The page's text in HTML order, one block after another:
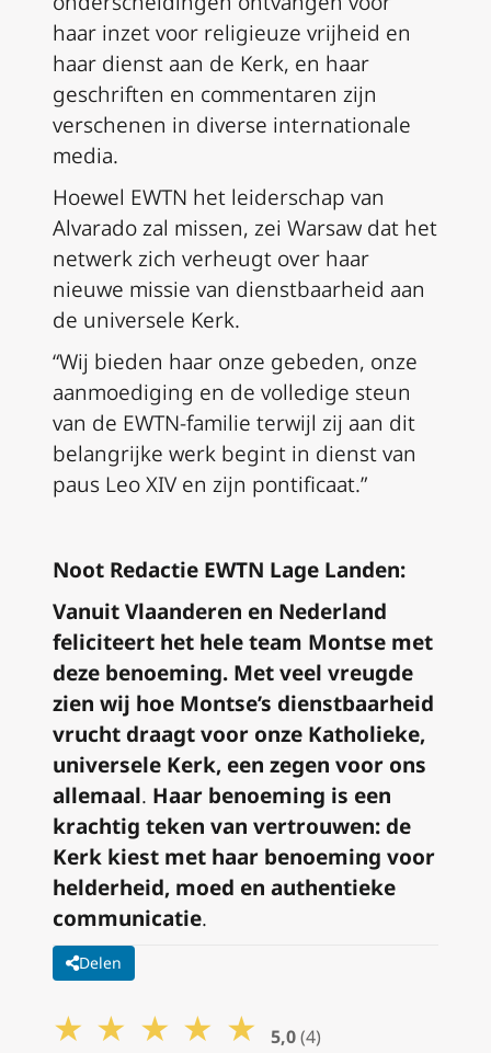
haar inzet voor religieuze vrijheid en
haar dienst aan de Kerk, en haar
geschriften en commentaren zijn
verschenen in diverse internationale
media.
Hoewel EWTN het leiderschap van
Alvarado zal missen, zei Warsaw dat het
netwerk zich verheugt over haar
nieuwe missie van dienstbaarheid aan
de universele Kerk.
“Wij bieden haar onze gebeden, onze
aanmoediging en de volledige steun
van de EWTN-familie terwijl zij aan dit
belangrijke werk begint in dienst van
paus Leo XIV en zijn pontificaat.”
Noot Redactie EWTN Lage Landen:
Vanuit Vlaanderen en Nederland
feliciteert het hele team Montse met
deze benoeming. Met veel vreugde
zien wij hoe Montse’s dienstbaarheid
vrucht draagt voor onze Katholieke,
universele Kerk, een zegen voor ons
allemaal. Haar benoeming is een
krachtig teken van vertrouwen: de
Kerk kiest met haar benoeming voor
helderheid, moed en authentieke
communicatie.
Delen
★ ★ ★ ★ ★ 5,0 (4)